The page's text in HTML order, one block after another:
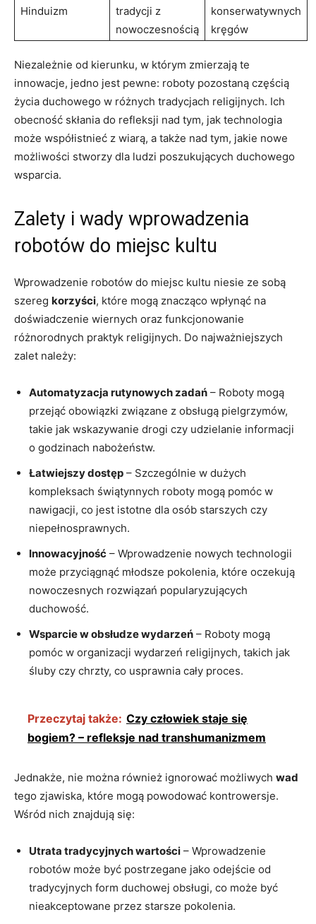
Hinduizm
tradycji z
nowoczesnością
konserwatywnych
kręgów
Niezależnie od kierunku, w którym zmierzają te
innowacje, jedno jest pewne: roboty pozostaną częścią
życia duchowego w różnych tradycjach religijnych. Ich
obecność skłania do refleksji nad tym, jak technologia
może współistnieć z wiarą, a także nad tym, jakie nowe
możliwości stworzy dla ludzi poszukujących duchowego
wsparcia.
Zalety i wady wprowadzenia
robotów do miejsc kultu
Wprowadzenie robotów do miejsc kultu niesie ze sobą
szereg korzyści, które mogą znacząco wpłynąć na
doświadczenie wiernych oraz funkcjonowanie
różnorodnych praktyk religijnych. Do najważniejszych
zalet należy:
Automatyzacja rutynowych zadań – Roboty mogą
przejąć obowiązki związane z obsługą pielgrzymów,
takie jak wskazywanie drogi czy udzielanie informacji
o godzinach nabożeństw.
Łatwiejszy dostęp – Szczególnie w dużych
kompleksach świątynnych roboty mogą pomóc w
nawigacji, co jest istotne dla osób starszych czy
niepełnosprawnych.
Innowacyjność – Wprowadzenie nowych technologii
może przyciągnąć młodsze pokolenia, które oczekują
nowoczesnych rozwiązań popularyzujących
duchowość.
Wsparcie w obsłudze wydarzeń – Roboty mogą
pomóc w organizacji wydarzeń religijnych, takich jak
śluby czy chrzty, co usprawnia cały proces.
Przeczytaj także: Czy człowiek staje się
bogiem? – refleksje nad transhumanizmem
Jednakże, nie można również ignorować możliwych wad
tego zjawiska, które mogą powodować kontrowersje.
Wśród nich znajdują się:
Utrata tradycyjnych wartości – Wprowadzenie
robotów może być postrzegane jako odejście od
tradycyjnych form duchowej obsługi, co może być
nieakceptowane przez starsze pokolenia.